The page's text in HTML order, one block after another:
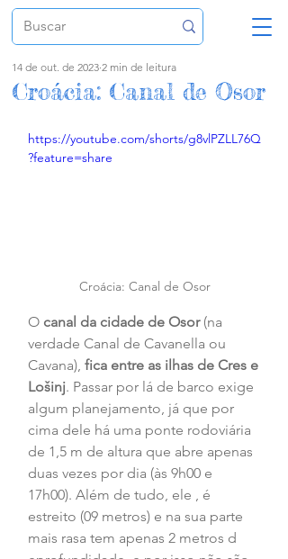
Croácia: Canal de Osor
14 de out. de 2023 2 min de leitura
https://youtube.com/shorts/g8vlPZLL76Q
?feature=share
Croácia: Canal de Osor
O canal da cidade de Osor (na
verdade Canal de Cavanella ou
Cavana), fica entre as ilhas de Cres e
Lošinj. Passar por lá de barco exige
algum planejamento, já que por
cima dele há uma ponte rodoviária
de 1,5 m de altura que abre apenas
duas vezes por dia (às 9h00 e
17h00). Além de tudo, ele , é
estreito (09 metros) e na sua parte
mais rasa tem apenas 2 metros d